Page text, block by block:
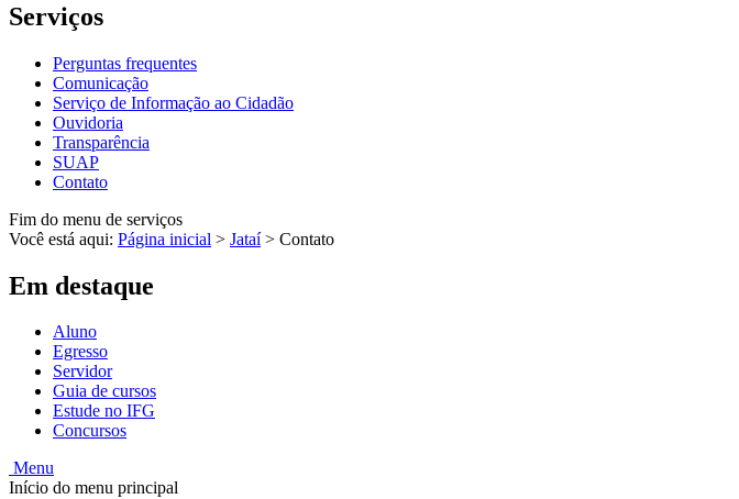
Serviços
Perguntas frequentes
Comunicação
Serviço de Informação ao Cidadão
Ouvidoria
Transparência
SUAP
Contato
Fim do menu de serviços
Você está aqui: Página inicial > Jataí > Contato
Em destaque
Aluno
Egresso
Servidor
Guia de cursos
Estude no IFG
Concursos
Menu
Início do menu principal